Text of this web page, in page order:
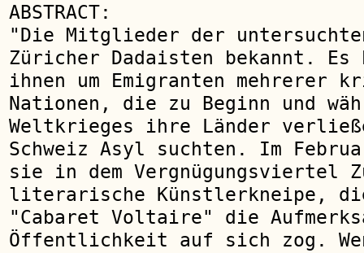
ABSTRACT:
"Die Mitglieder der
Züricher Dadaisten bekannt.
ihnen um Emigranten mehrerer
Nationen, die zu Beginn und
Weltkrieges ihre Länder
Schweiz Asyl suchten. Im
sie in dem Vergnügungsviertel
literarische Künstlerkneipe, die
"Cabaret Voltaire" die
Öffentlichkeit auf sich zog.